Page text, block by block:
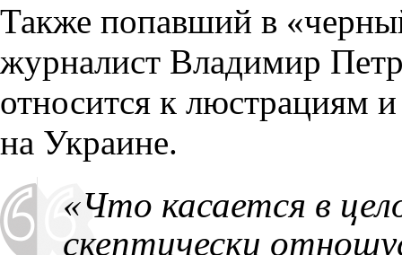
Также попавший в
журналист Владимир
относится к люстрациям
на Украине.
«Что касается в
скептически